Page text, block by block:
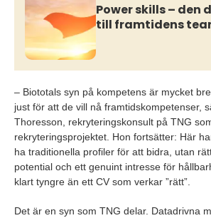
Power skills – den
till framtidens
– Biototals syn på kompetens är mycket
just för att de vill nå framtidskompetenser,
Thoresson, rekryteringskonsult på TNG
rekryteringsprojektet. Hon fortsätter: Här
ha traditionella profiler för att bidra, utan
potential och ett genuint intresse för
klart tyngre än ett CV som verkar ”rätt”.
Det är en syn som TNG delar. Datadrivna